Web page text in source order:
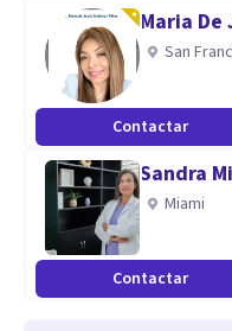
Maria
San
Contactar
Sandra
Miami
Contactar